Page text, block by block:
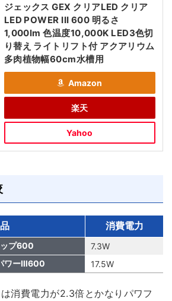
ジェックス GEX クリアLED クリア
LED POWER III 600 明るさ
1,000lm 色温度10,000K LED3色切
り替え ライトリフト付 アクアリウム
多肉植物幅60cm水槽用
Amazon
楽天
Yahoo
消費電力
プ600
7.3W
ワーⅢ600
17.5W
消費電力が2.3倍とかなりパワフ